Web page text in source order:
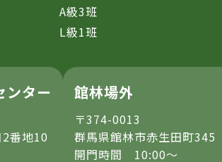
A級3班
L級1班
ンター
番地10
館林場外
〒374-0013
群馬県館林市赤生田町345
開門時間 10:00～